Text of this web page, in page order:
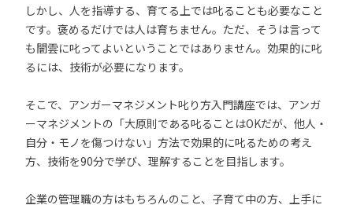
しかし、人を指導する、育てる上では叱ることも必要なこと
です。褒めるだけでは人は育ちません。ただ、そうは言って
も闇雲に叱ってよいということではありません。効果的に叱
るには、技術が必要になります。
そこで、アンガーマネジメント叱り方入門講座では、アンガ
ーマネジメントの「大原則である叱ることはOKだが、他人・
自分・モノを傷つけない」方法で効果的に叱るための考え
方、技術を90分で学び、理解することを目指します。
企業の管理職の方はもちろんのこと、子育て中の方、上手に